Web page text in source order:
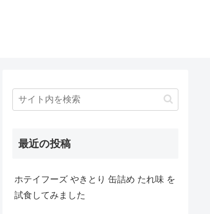
最近の投稿
ホテイフーズ やきとり 缶詰め たれ味 を
試食してみました